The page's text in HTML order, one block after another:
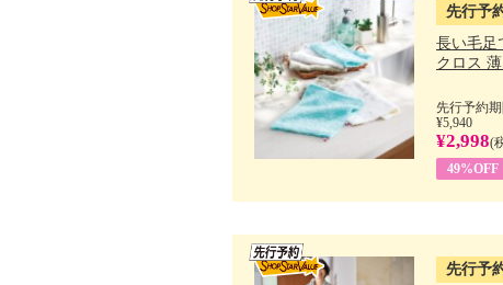
先行予
長い毛足
クロス
先行予約
¥5,940
¥2,998(
49%OFF
先行予